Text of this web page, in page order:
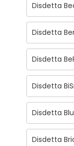
Disdetta
Disdetta
Disdetta
Disdetta
Disdetta
Disdetta